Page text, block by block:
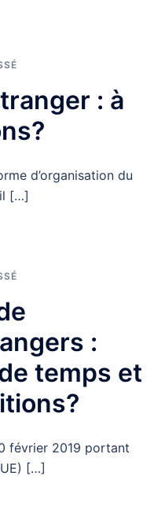
: à
d’organisation du
[…]
:
temps et
février 2019 portant
[…]